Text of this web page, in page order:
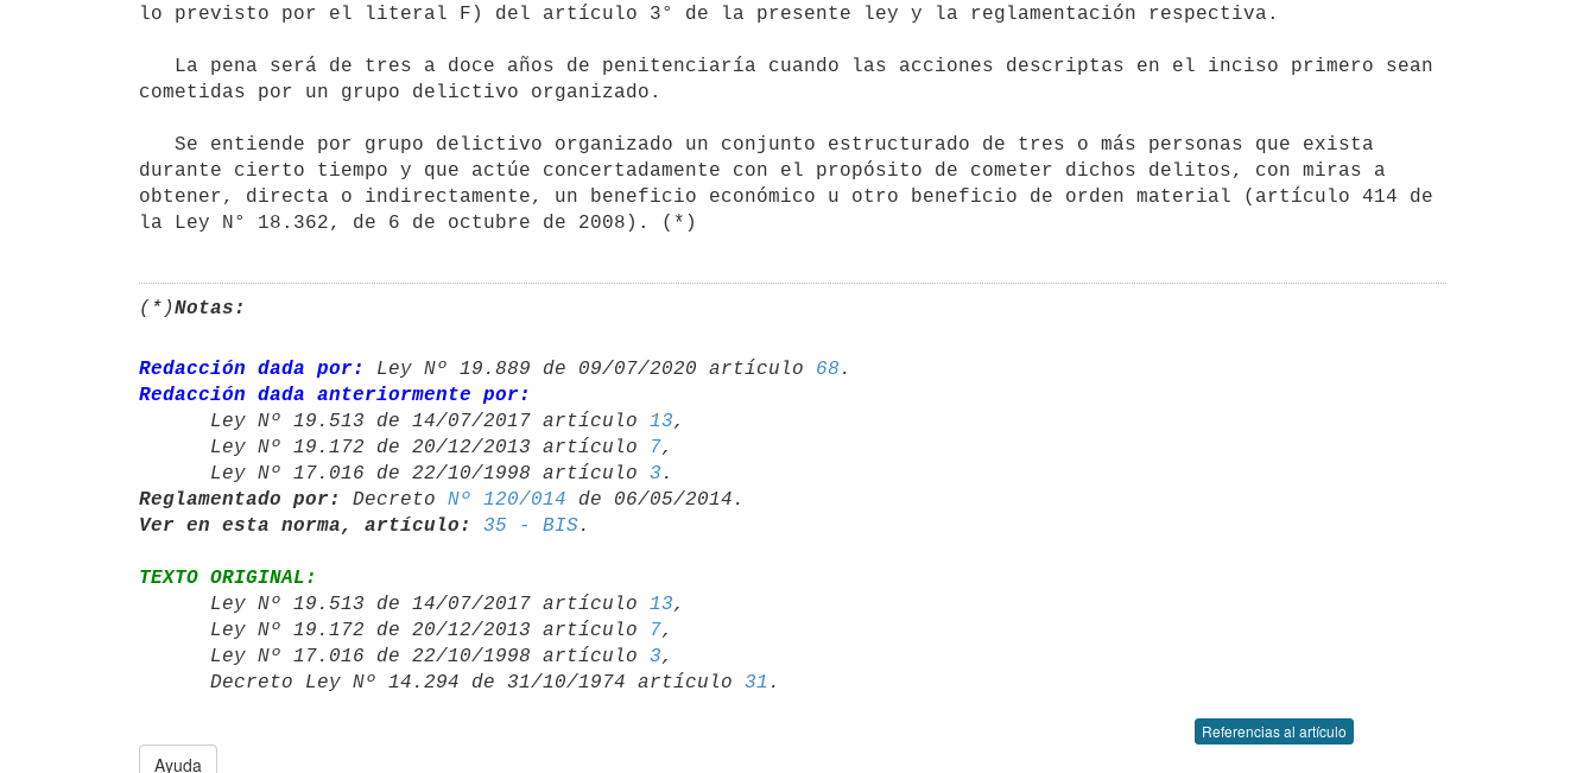
lo previsto por el literal F) del artículo 3° de la presente ley y la reglamentación respectiva.
cometidas por un grupo delictivo organizado.
durante cierto tiempo y que actúe concertadamente con el propósito de cometer dichos delitos, con miras a
obtener, directa o indirectamente, un beneficio económico u otro beneficio de orden material (artículo 414 de
la Ley N° 18.362, de 6 de octubre de 2008). (*)
(*)Notas:
Redacción dada por: Ley Nº 19.889 de 09/07/2020 artículo 68
Redacción dada anteriormente por:
Ley Nº 19.513 de 14/07/2017 artículo 13,
      Ley Nº 19.172 de 20/12/2013 artículo
7,
      Ley Nº 17.016 de 22/10/1998 artículo
3
Reglamentado por:
Decreto Nº 120/014
Ver en esta norma, artículo:
35 - BIS
TEXTO ORIGINAL:
Ley Nº 19.513 de 14/07/2017 artículo 13,
      Ley Nº 19.172 de 20/12/2013 artículo
7,
      Ley Nº 17.016 de 22/10/1998 artículo
3,
      Decreto Ley Nº 14.294 de 31/10/1974 artículo
31
Referencias al artículo
Ayuda